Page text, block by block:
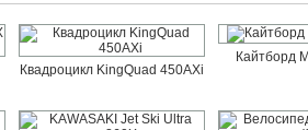
Квадроцикл KingQuad 450AXi
Кайтборд